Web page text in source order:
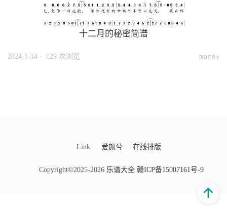
十二月的秘密简谱
2024-1-14 · 129 次浏览 more+
Link: 爱颜兮 在线排版
Copyright©2025-2026 乐谱大全 赣ICP备15007161号-9